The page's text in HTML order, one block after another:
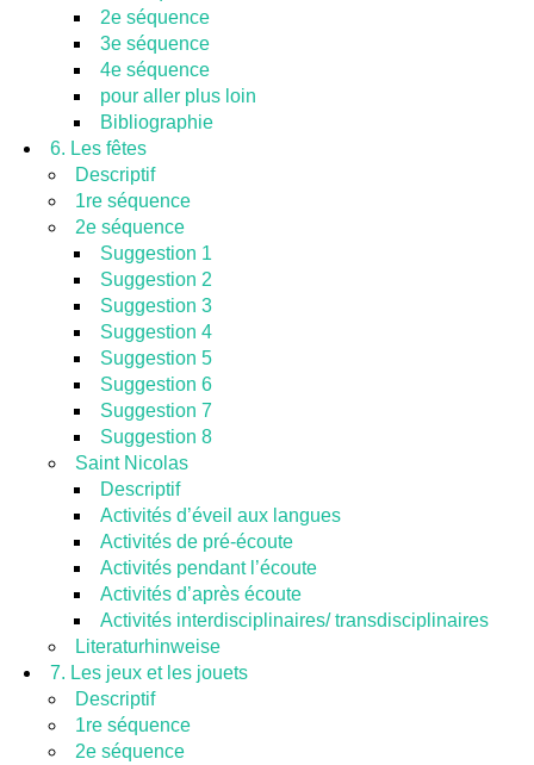
2e séquence
3e séquence
4e séquence
pour aller plus loin
Bibliographie
6. Les fêtes
Descriptif
1re séquence
2e séquence
Suggestion 1
Suggestion 2
Suggestion 3
Suggestion 4
Suggestion 5
Suggestion 6
Suggestion 7
Suggestion 8
Saint Nicolas
Descriptif
Activités d’éveil aux langues
Activités de pré-écoute
Activités pendant l’écoute
Activités d’après écoute
Activités interdisciplinaires/ transdisciplinaires
Literaturhinweise
7. Les jeux et les jouets
Descriptif
1re séquence
2e séquence